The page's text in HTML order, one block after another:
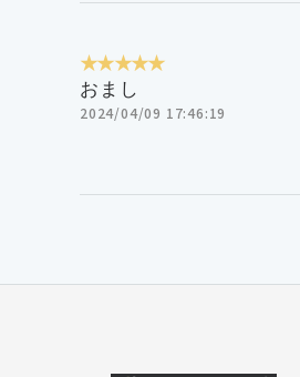
★★★★★
おまし
2024/04/09 17:46:19